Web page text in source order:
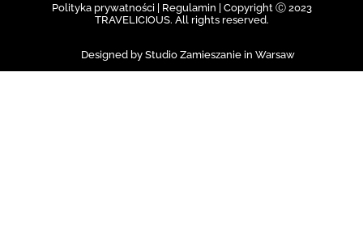
Polityka prywatności | Regulamin | Copyright Ⓒ 2023
TRAVELICIOUS. All rights reserved.
Designed by Studio Zamieszanie in Warsaw